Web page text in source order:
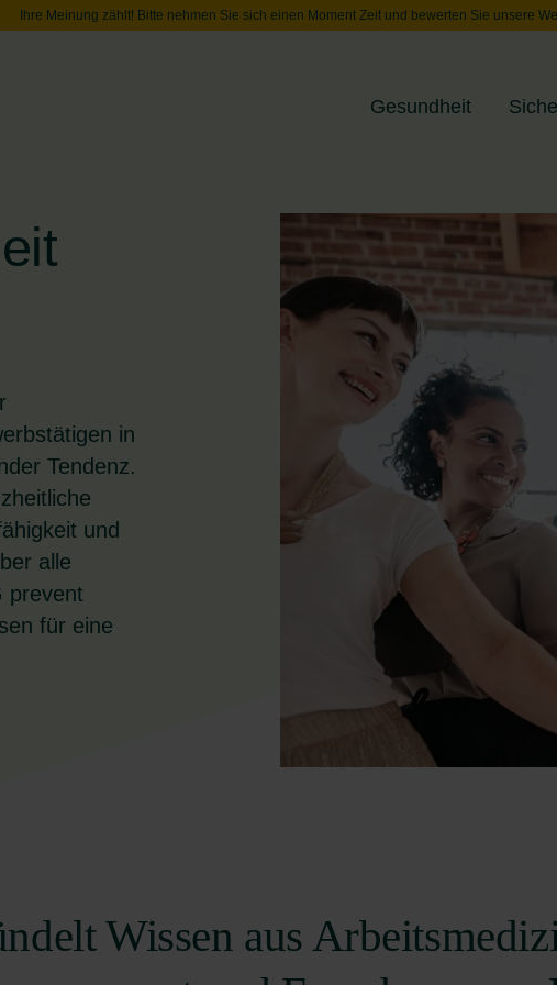
Ihre Meinung zählt! Bitte nehmen Sie sich einen Moment Zeit und bewerten Sie unsere
Gesundheit
in
Tendenz.
und
alle
prevent
für eine
Wissen aus